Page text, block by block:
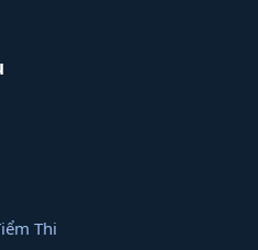
Thi